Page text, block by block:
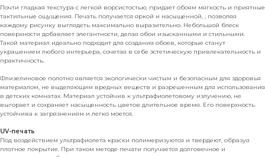
Почти гладкая текстура с легкой ворсистостью, придает обоям мягкость и приятные
тактильные ощущения. Печать получается яркой и насыщенной, , позволяя
каждому рисунку выглядеть максимально выразительно. Небольшой блеск
поверхности добавляет элегантности, делая обои изысканными и стильными.
Такой материал идеально подходит для создания обоев, которые станут
украшением любого интерьера, сочетая в себе эстетическую привлекательность и
практичность.
Флизелиновое полотно является экологически чистым и безопасным для здоровья
материалом, не выделяющим вредных веществ и разрешенным для использования
в детских комнатах. Материал устойчив к ультрафиолетовому излучению, не
выгорает и сохраняет насыщенность цветов длительное время. Его поверхность
устойчива к загрязнениям и легко моется.
UV-печать
Под воздействием ультрафиолета краски полимеризуются и твердеют, образуя
плотное покрытие. При таком методе печати получается долговечное и